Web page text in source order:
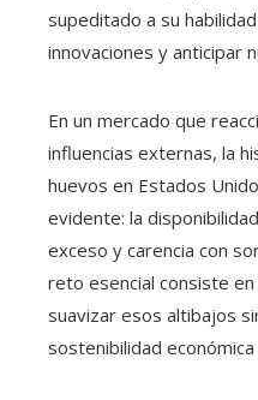
supeditado a su
innovaciones y anticipar
En un mercado que
influencias externas, la
huevos en Estados
evidente: la
exceso y carencia con
reto esencial consiste
suavizar esos altibajos
sostenibilidad